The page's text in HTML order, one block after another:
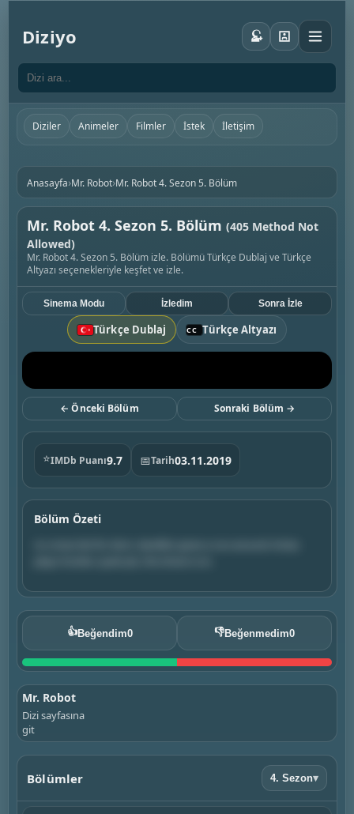
Diziyo
Diziler Animeler Filmler İstek İletişim
Anasayfa›Mr. Robot›Mr. Robot 4. Sezon 5. Bölüm
Mr. Robot 4. Sezon 5. Bölüm (405 Method Not
Allowed)
Mr. Robot 4. Sezon 5. Bölüm izle. Bölümü Türkçe Dublaj ve Türkçe
Altyazı seçenekleriyle keşfet ve izle.
Türkçe Dublaj Türkçe Altyazı
Sinema Modu İzledim Sonra İzle
← Önceki Bölüm Sonraki Bölüm →
⭐IMDb Puanı9.7 📅Tarih03.11.2019
Bölüm Özeti
👍Beğendim0 👎Beğenmedim0
Mr. Robot
Dizi sayfasına
git
Bölümler 4. Sezon▾